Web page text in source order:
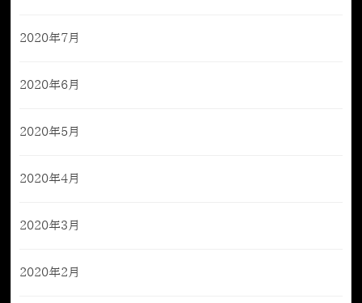
2020年7月
2020年6月
2020年5月
2020年4月
2020年3月
2020年2月